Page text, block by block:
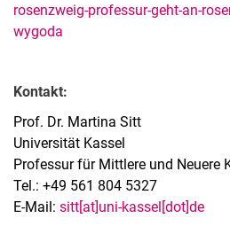
rosenzweig-professur-geht-an-
wygoda
Kontakt:
Prof. Dr. Martina Sitt
Universität Kassel
Professur für Mittlere und Neuere
Tel.: +49 561 804 5327
E-Mail: sitt[at]uni-kassel[dot]de